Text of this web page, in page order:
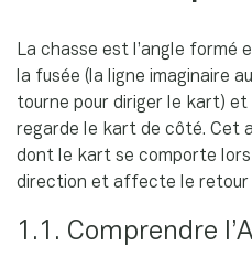
La chasse est l’angle formé
la fusée (la ligne imaginaire
tourne pour diriger le kart) et
regarde le kart de côté. Cet
dont le kart se comporte
direction et affecte le retour
1.1. Comprendre